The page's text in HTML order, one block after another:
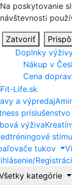
Na poskytovanie
návštevnosti
Zatvoriť
Doplnky
Nákup v
Cena
a výpredaj
príslušenstvo
výživa
tukov
kategórie